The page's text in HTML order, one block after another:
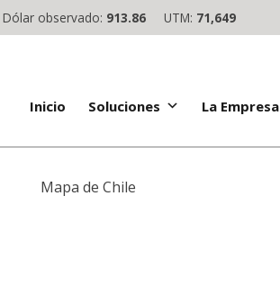
Dólar observado: 913.86 UTM: 71,649
Inicio Soluciones La Empresa
Mapa de Chile